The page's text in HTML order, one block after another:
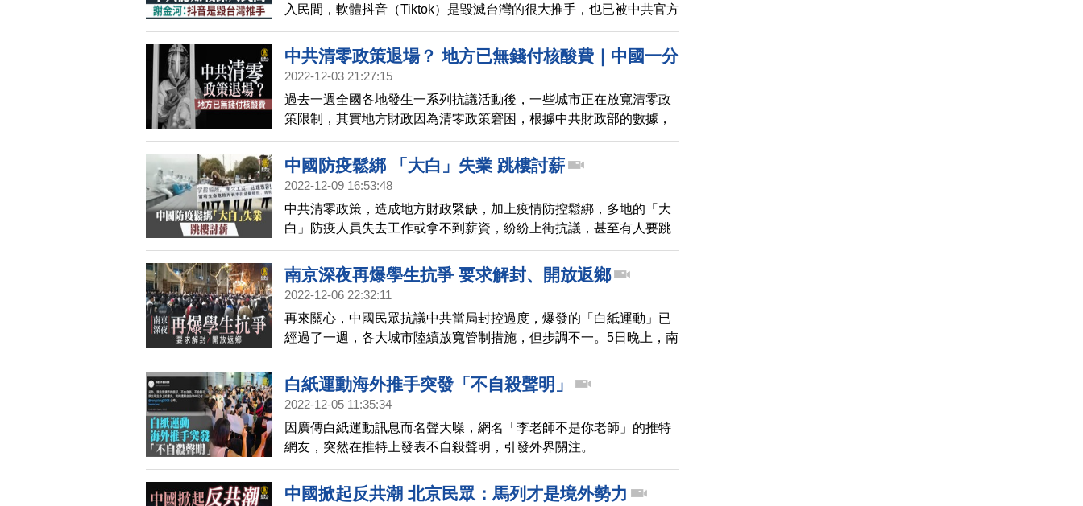
入民間，軟體抖音（Tiktok）是毀滅台灣的很大推手，也已被中共官方
喉舌入股影響，台灣政府絕不能夠悶聲不響、要清楚表態。
中共清零政策退場？ 地方已無錢付核酸費｜中國一分
鐘
2022-12-03 21:27:15
過去一週全國各地發生一系列抗議活動後，一些城市正在放寬清零政
策限制，其實地方財政因為清零政策窘困，根據中共財政部的數據，
在1月至10月期間，地方政府的支出比收入多出11.8兆元人民幣，約
1.65兆美元，也為此大舉借債。官方數據顯示，在2022年的前十個
月，與COVID相關的醫療支出猛增13%。
中國防疫鬆綁 「大白」失業 跳樓討薪
2022-12-09 16:53:48
中共清零政策，造成地方財政緊缺，加上疫情防控鬆綁，多地的「大
白」防疫人員失去工作或拿不到薪資，紛紛上街抗議，甚至有人要跳
樓索討薪水。
南京深夜再爆學生抗爭 要求解封、開放返鄉
2022-12-06 22:32:11
再來關心，中國民眾抗議中共當局封控過度，爆發的「白紙運動」已
經過了一週，各大城市陸續放寬管制措施，但步調不一。5日晚上，南
京工業大學由於封校期間發現陽性，大批學生在校園集會表達不滿，
要求校方讓他們提早返鄉。
白紙運動海外推手突發「不自殺聲明」
2022-12-05 11:35:34
因廣傳白紙運動訊息而名聲大噪，網名「李老師不是你老師」的推特
網友，突然在推特上發表不自殺聲明，引發外界關注。
中國掀起反共潮 北京民眾：馬列才是境外勢力